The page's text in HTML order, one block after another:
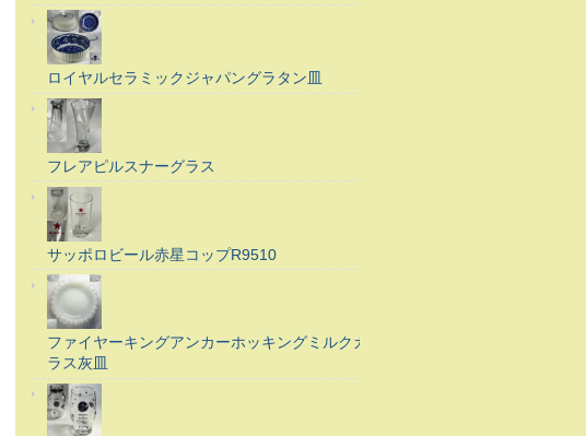
ロイヤルセラミックジャパングラタン皿
フレアピルスナーグラス
サッポロビール赤星コップR9510
ファイヤーキングアンカーホッキングミルクガ
ラス灰皿